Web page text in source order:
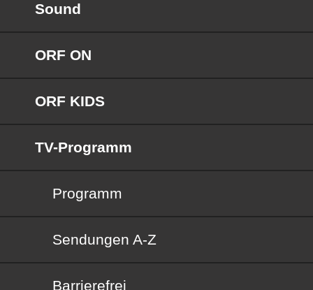
Sound
ORF ON
ORF KIDS
TV-Programm
Programm
Sendungen von A bis Z
Sendungen A-Z
Barrierefrei
Barrierefrei